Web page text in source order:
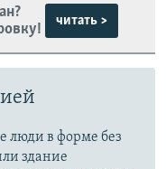
читать >
люди в форме без
здание